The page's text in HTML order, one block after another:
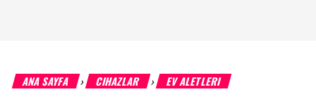
ANA SAYFA › CIHAZLAR › EV ALETLERI